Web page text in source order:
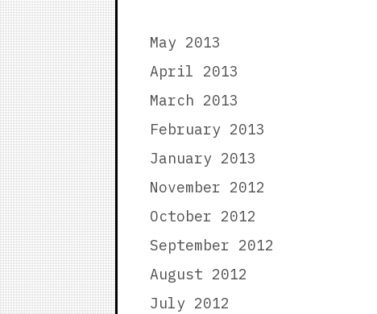
May 2013
April 2013
March 2013
February 2013
January 2013
November 2012
October 2012
September 2012
August 2012
July 2012